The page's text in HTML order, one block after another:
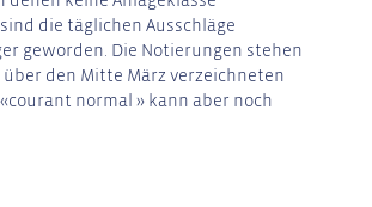
die täglichen Ausschläge
geworden. Die Notierungen stehen
den Mitte März verzeichneten
normal » kann aber noch